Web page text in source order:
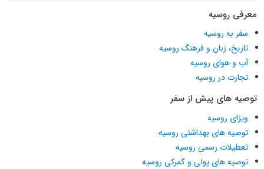
معرفی روسیه
سفر به روسیه
تاریخ، زبان و فرهنگ روسیه
آب و هوای روسیه
تجارت در روسیه
توصیه های پیش از سفر
ویزای روسیه
توصیه های بهداشتی روسیه
تعطیلات رسمی روسیه
توصیه های پولی و گمرکی روسیه